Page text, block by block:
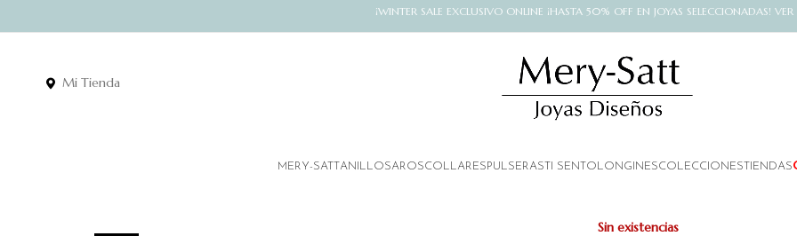
¡WINTER SALE EXCLUSIVO ONLINE ¡HASTA 50% OFF EN JOYAS SELECCIONADAS!
Mi Tienda
MERY-SATTANILLOSAROSCOLLARES PULSERASTI SENTO LONGINESCOLECCIONESTIENDAS
Sin existencias